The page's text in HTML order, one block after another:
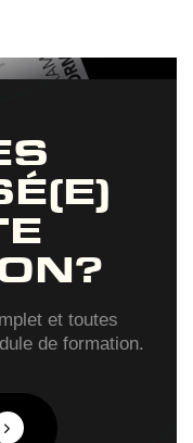
et toutes
de formation.